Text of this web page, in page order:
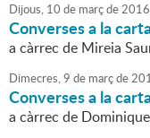
Dijous, 10 de marçde2016
Converses a la
a càrrec de Mireia
Dimecres,9 de marçde
Converses a la
a càrrec de